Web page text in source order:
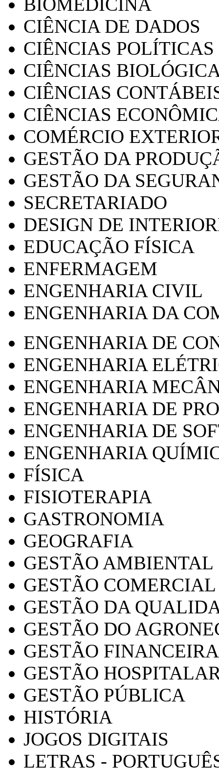
CIÊNCIA DE DADOS
CIÊNCIAS POLÍTICAS
CIÊNCIAS
CIÊNCIAS
CIÊNCIAS
COMÉRCIO
GESTÃO DA
GESTÃO DA
SECRETARIADO
DESIGN DE
EDUCAÇÃO FÍSICA
ENFERMAGEM
ENGENHARIA CIVIL
ENGENHARIA DA
ENGENHARIA DE
ENGENHARIA
ENGENHARIA
ENGENHARIA DE
ENGENHARIA DE
ENGENHARIA
FÍSICA
FISIOTERAPIA
GASTRONOMIA
GEOGRAFIA
GESTÃO AMBIENTAL
GESTÃO COMERCIAL
GESTÃO DA
GESTÃO DO
GESTÃO FINANCEIRA
GESTÃO
GESTÃO PÚBLICA
HISTÓRIA
JOGOS DIGITAIS
LETRAS -